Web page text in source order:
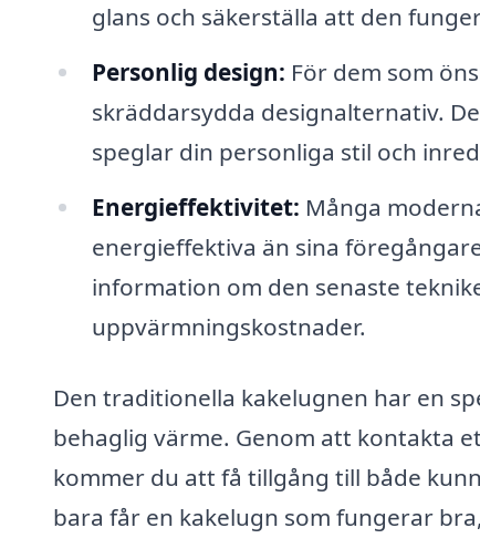
glans och säkerställa att den
Personlig design: För dem som
skräddarsydda designalternativ.
speglar din personliga stil och
Energieffektivitet: Många
energieffektiva än sina
information om den senaste
uppvärmningskostnader.
Den traditionella kakelugnen har en
behaglig värme. Genom att kontakta
kommer du att få tillgång till både
bara får en kakelugn som fungerar